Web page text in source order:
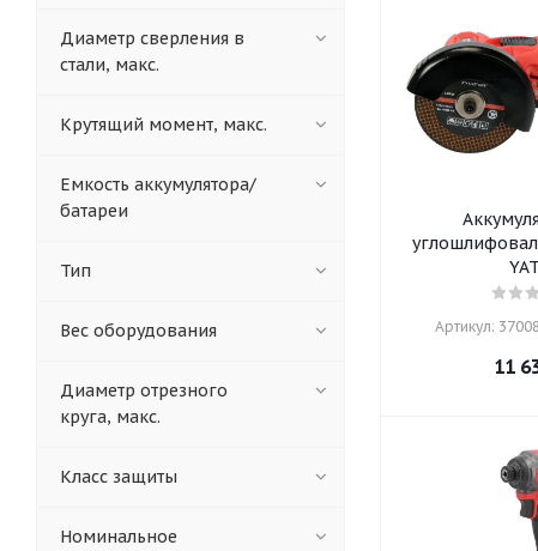
Артикул:
11
Диаметр сверления в
стали, макс.
Крутящий момент, макс.
Емкость аккумулятора/
батареи
Тип
Вес оборудования
Диаметр отрезного
круга, макс.
Класс защиты
Номинальное